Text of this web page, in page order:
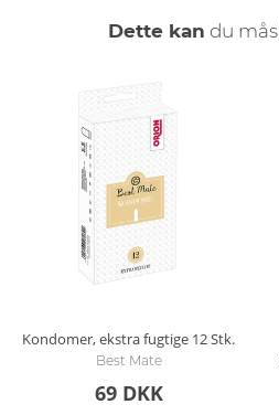
Dette kan du
Kondomer, ekstra fugtige 12 Stk.
Best Mate
69 DKK